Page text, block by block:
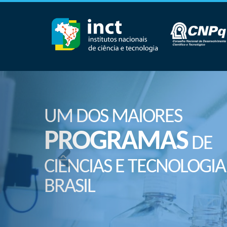
UM DOS MAIORES
PROGRAMASDE
CIÊNCIAS E
BRASIL